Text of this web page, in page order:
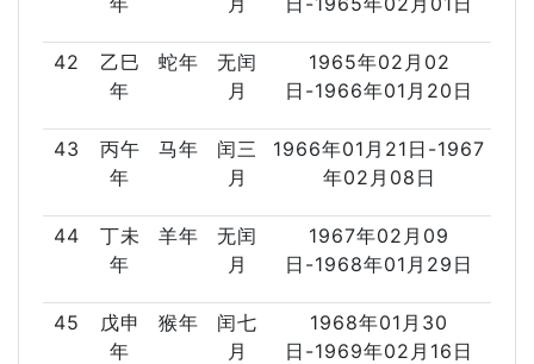
42
乙巳
年
蛇年
无闰
月
1965年02月02
日-1966年01月20日
43
丙午
年
马年
闰三
月
1966年01月21日-1967
年02月08日
44
丁未
年
羊年
无闰
月
1967年02月09
日-1968年01月29日
45
戊申
年
猴年
闰七
月
1968年01月30
日-1969年02月16日